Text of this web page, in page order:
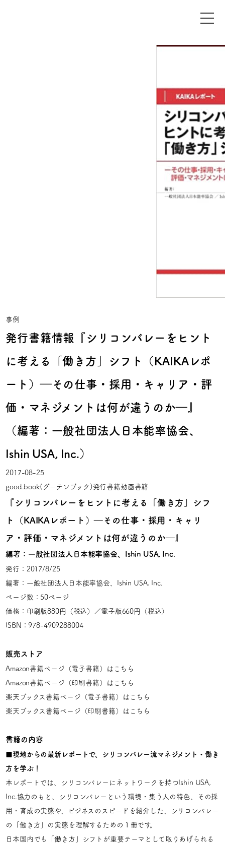
事例
発行書籍情報『シリコンバレーをヒント
に考える「働き方」シフト（KAIKAレポ
ート）―その仕事・採用・キャリア・評
価・マネジメントは何が違うのか―』
（編著：一般社団法人日本能率協会、
Ishin USA, Inc.）
2017-08-25
good.book(グーテンブック)発行書籍動画書籍
『シリコンバレーをヒントに考える「働き方」シフ
ト（KAIKAレポート）―その仕事・採用・キャリ
ア・評価・マネジメントは何が違うのか―』
編著：一般社団法人日本能率協会、Ishin USA, Inc.
発行：2017/8/25
編著：一般社団法人日本能率協会、Ishin USA, Inc.
ページ数：50ページ
価格：印刷版880円（税込）／電子版660円（税込）
ISBN：978-4909288004
販売ストア
Amazon書籍ページ（電子書籍）は こちら
Amazon書籍ページ（印刷書籍）は こちら
楽天ブックス書籍ページ（電子書籍）は こちら
楽天ブックス書籍ページ（印刷書籍）は こちら
書籍の内容
■現地からの最新レポートで、シリコンバレー流マネジメント・働き
方を学ぶ！
本レポートでは、シリコンバレーにネットワークを持つIshin USA,
Inc.協力のもと、シリコンバレーという環境・集う人の特色、その採
用・育成の実態や、ビジネスのスピードを紹介した、シリコンバレー
の「働き方」の実態を理解するための１冊です。
日本国内でも「働き方」シフトが重要テーマとして取りあげられる